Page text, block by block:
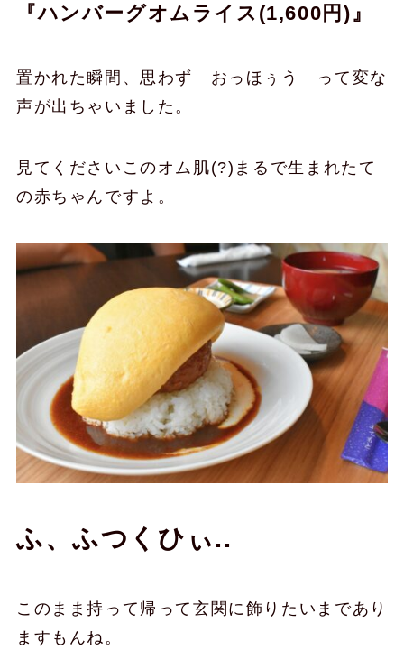
『ハンバーグオムライス(1,600円)』
置かれた瞬間、思わず おっほぅう って変な
声が出ちゃいました。
見てくださいこのオム肌(?)まるで生まれたて
の赤ちゃんですよ。
ふ、ふつくひぃ..
このまま持って帰って玄関に飾りたいまであり
ますもんね。